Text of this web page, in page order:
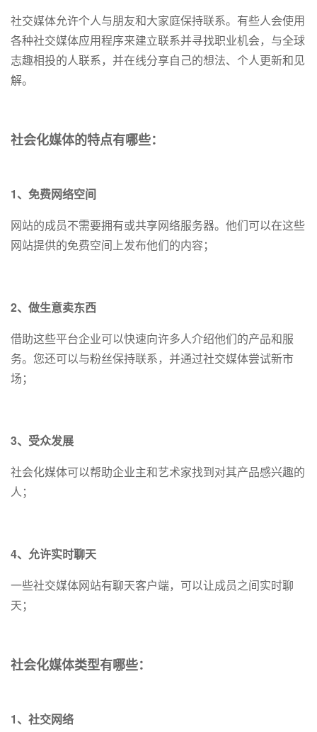
社交媒体允许个人与朋友和大家庭保持联系。有些人会使用
各种社交媒体应用程序来建立联系并寻找职业机会，与全球
志趣相投的人联系，并在线分享自己的想法、个人更新和见
解。
社会化媒体的特点有哪些：
1、免费网络空间
网站的成员不需要拥有或共享网络服务器。他们可以在这些
网站提供的免费空间上发布他们的内容；
2、做生意卖东西
借助这些平台企业可以快速向许多人介绍他们的产品和服
务。您还可以与粉丝保持联系，并通过社交媒体尝试新市
场；
3、受众发展
社会化媒体可以帮助企业主和艺术家找到对其产品感兴趣的
人；
4、允许实时聊天
一些社交媒体网站有聊天客户端，可以让成员之间实时聊
天；
社会化媒体类型有哪些：
1、社交网络